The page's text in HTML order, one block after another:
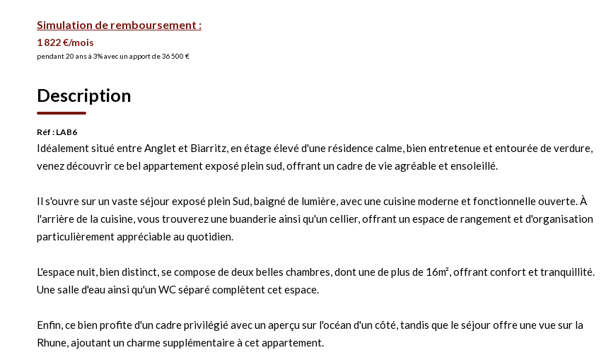
Simulation de remboursement :
1 822 €/mois
pendant 20 ans à 3% avec un apport de 36 500 €
Description
Réf : LAB6
Idéalement situé entre Anglet et Biarritz, en étage élevé d'une résidence calme, bien entretenue et entourée de verdure,
venez découvrir ce bel appartement exposé plein sud, offrant un cadre de vie agréable et ensoleillé.
Il s'ouvre sur un vaste séjour exposé plein Sud, baigné de lumière, avec une cuisine moderne et fonctionnelle ouverte. À
l'arrière de la cuisine, vous trouverez une buanderie ainsi qu'un cellier, offrant un espace de rangement et d'organisation
particulièrement appréciable au quotidien.
L'espace nuit, bien distinct, se compose de deux belles chambres, dont une de plus de 16m², offrant confort et tranquillité.
Une salle d'eau ainsi qu'un WC séparé complètent cet espace.
Enfin, ce bien profite d'un cadre privilégié avec un aperçu sur l'océan d'un côté, tandis que le séjour offre une vue sur la
Rhune, ajoutant un charme supplémentaire à cet appartement.